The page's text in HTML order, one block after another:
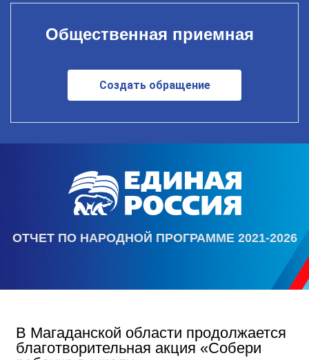
Общественная приемная
Создать обращение
ОТЧЕТ ПО НАРОДНОЙ ПРОГРАММЕ 2021-2026
В Магаданской области продолжается
благотворительная акция «Собери